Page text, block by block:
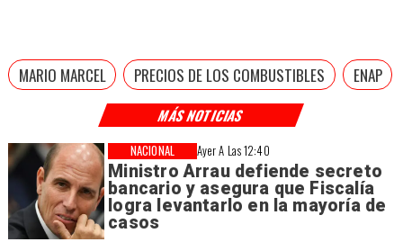
MÁS NOTICIAS
Ayer A Las 12:40
Ministro Arrau defiende secreto
bancario y asegura que Fiscalía
logra levantarlo en la mayoría de
casos
NACIONAL
MARIO MARCEL PRECIOS DE LOS COMBUSTIBLES ENAP